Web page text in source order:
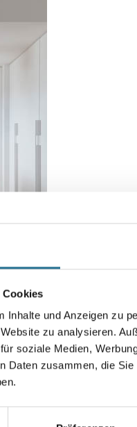
Cookies
Inhalte und Anzeigen zu
zu analysieren.
soziale Medien,
Daten zusammen, die